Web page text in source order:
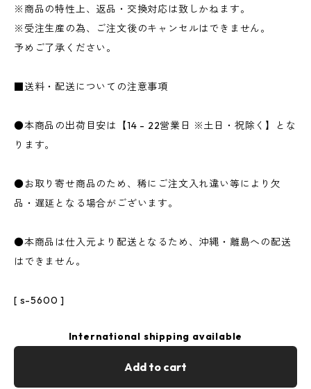
※商品の特性上、返品・交換対応は致しかねます。
※受注生産の為、ご注文後のキャンセルはできません。
予めご了承ください。
■送料・配送についての注意事項
●本商品の出荷目安は【14 - 22営業日 ※土日・祝除く】とな
ります。
●お取り寄せ商品のため、稀にご注文入れ違い等により欠
品・遅延となる場合がございます。
●本商品は仕入元より配送となるため、沖縄・離島への配送
はできません。
[ s-5600 ]
International shipping available
Add to cart